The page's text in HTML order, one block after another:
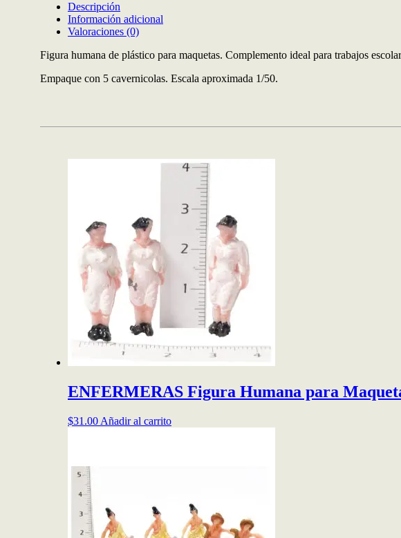
Descripción
Información adicional
Valoraciones (0)
Figura humana de plástico para maquetas. Complemento ideal para trabajos
Empaque con 5 cavernicolas. Escala aproximada 1/50.
ENFERMERAS Figura Humana para
$31.00 Añadir al carrito